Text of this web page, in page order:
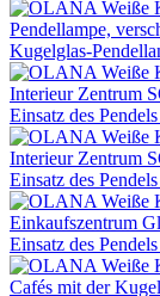
Kugelglas-
Einsatz des
Einsatz des
Einsatz des